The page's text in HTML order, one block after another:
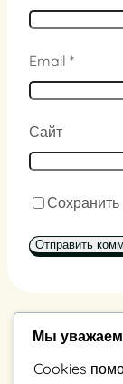
Email *
Сайт
Мы
Cookies